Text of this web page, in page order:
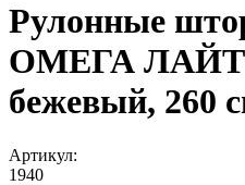
Рулонные
ОМЕГА ЛАЙТ
бежевый, 260
Артикул:
1940